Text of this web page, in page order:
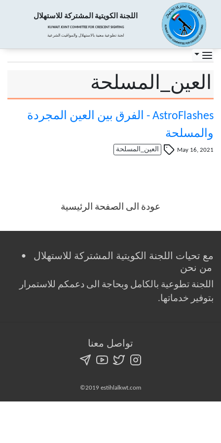
اللجنة الكويتية المشتركة للاستهلال
KUWAIT JOINT COMMITTEE FOR CRESCENT SIGHTING
لجنة تطوعية معنية بالاستهلال والمواقيت الشرعية
العين_المسلحة
AstroFlashes - الفرق بين العين المجردة
والمسلحة
May 16, 2021 العين_المسلحة
عودة الى الصفحة الرئيسية
مع تحيات اللجنة الكويتية المشتركة للاستهلال •
من نحن
اللجنة تطوعية بالكامل وبحاجة الى دعمكم للاستمرار
بتوفير خدماتها.
تواصل معنا
©2019 estihlalkwt.com